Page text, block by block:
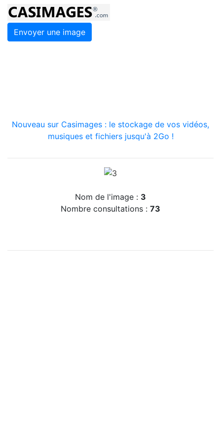
Envoyer une image
Nouveau sur Casimages : le stockage de vos vidéos,
musiques et fichiers jusqu'à 2Go !
Nom de l'image : 3
Nombre consultations : 73